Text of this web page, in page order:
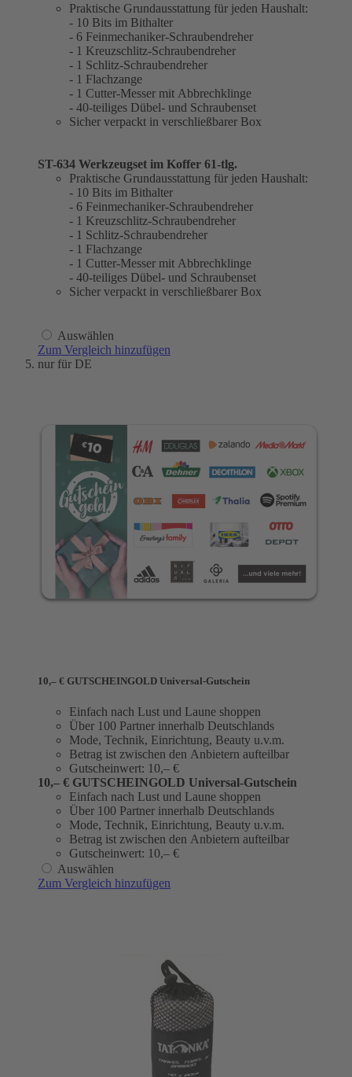
Praktische Grundausstattung für jeden Haushalt:
- 10 Bits im Bithalter
- 6 Feinmechaniker-Schraubendreher
- 1 Kreuzschlitz-Schraubendreher
- 1 Schlitz-Schraubendreher
- 1 Flachzange
- 1 Cutter-Messer mit Abbrechklinge
- 40-teiliges Dübel- und Schraubenset
Sicher verpackt in verschließbarer Box
ST-634 Werkzeugset im Koffer 61-tlg.
Praktische Grundausstattung für jeden Haushalt:
- 10 Bits im Bithalter
- 6 Feinmechaniker-Schraubendreher
- 1 Kreuzschlitz-Schraubendreher
- 1 Schlitz-Schraubendreher
- 1 Flachzange
- 1 Cutter-Messer mit Abbrechklinge
- 40-teiliges Dübel- und Schraubenset
Sicher verpackt in verschließbarer Box
Auswählen
Zum Vergleich hinzufügen
nur für DE
10,– € GUTSCHEINGOLD Universal-Gutschein
Einfach nach Lust und Laune shoppen
Über 100 Partner innerhalb Deutschlands
Mode, Technik, Einrichtung, Beauty u.v.m.
Betrag ist zwischen den Anbietern aufteilbar
Gutscheinwert: 10,– €
10,– € GUTSCHEINGOLD Universal-Gutschein
Einfach nach Lust und Laune shoppen
Über 100 Partner innerhalb Deutschlands
Mode, Technik, Einrichtung, Beauty u.v.m.
Betrag ist zwischen den Anbietern aufteilbar
Gutscheinwert: 10,– €
Auswählen
Zum Vergleich hinzufügen